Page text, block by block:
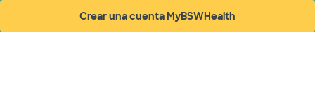
Crear una cuenta MyBSWHealth
(abre en ventana nueva)